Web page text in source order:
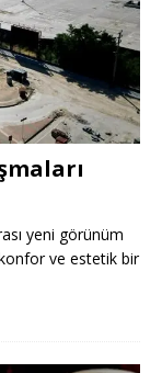
yeni görünüm
ve estetik bir